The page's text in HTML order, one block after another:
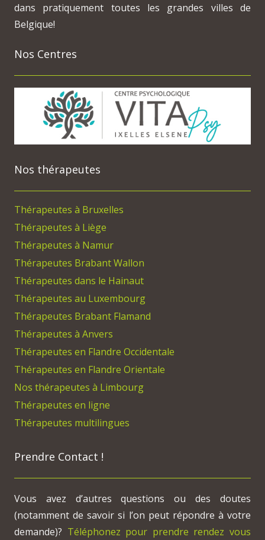
dans pratiquement toutes les grandes villes de
Belgique!
Nos Centres
Nos thérapeutes
Thérapeutes à Bruxelles
Thérapeutes à Liège
Thérapeutes à Namur
Thérapeutes Brabant Wallon
Thérapeutes dans le Hainaut
Thérapeutes au Luxembourg
Thérapeutes Brabant Flamand
Thérapeutes à Anvers
Thérapeutes en Flandre Occidentale
Thérapeutes en Flandre Orientale
Nos thérapeutes à Limbourg
Thérapeutes en ligne
Thérapeutes multilingues
Prendre Contact !
Vous avez d’autres questions ou des doutes
(notamment de savoir si l’on peut répondre à votre
demande)? Téléphonez pour prendre rendez vous